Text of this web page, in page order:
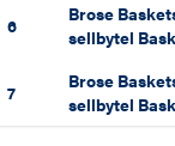
6 Brose
sellbytel
7 Brose
sellbytel